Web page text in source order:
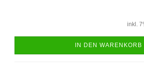
inkl.
IN DEN WARENKORB